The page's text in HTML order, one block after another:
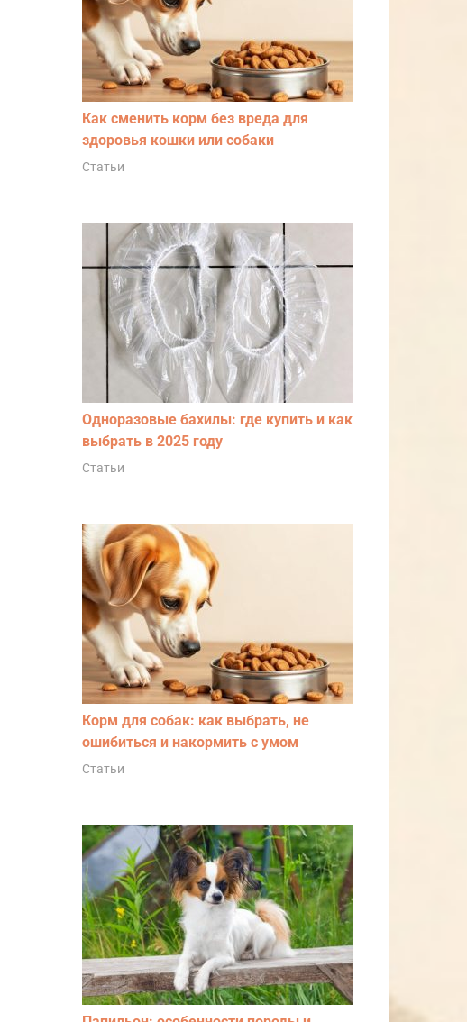
Как сменить корм без вреда для
здоровья кошки или собаки
Статьи
Одноразовые бахилы: где купить и как
выбрать в 2025 году
Статьи
Корм для собак: как выбрать, не
ошибиться и накормить с умом
Статьи